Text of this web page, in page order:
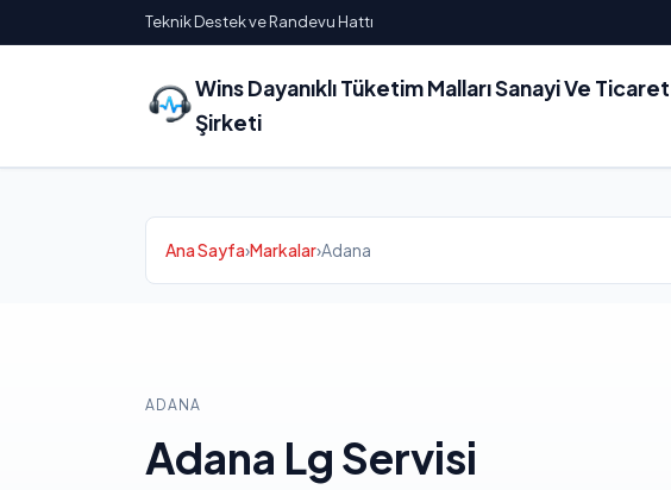
Teknik Destek ve Randevu Hattı
Wins Dayanıklı Tüketim Malları Sanayi Ve
Şirketi
Ana Sayfa›Markalar›Adana
ADANA
Adana Lg Servisi